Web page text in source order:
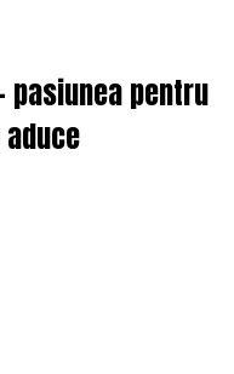
pasiunea pentru